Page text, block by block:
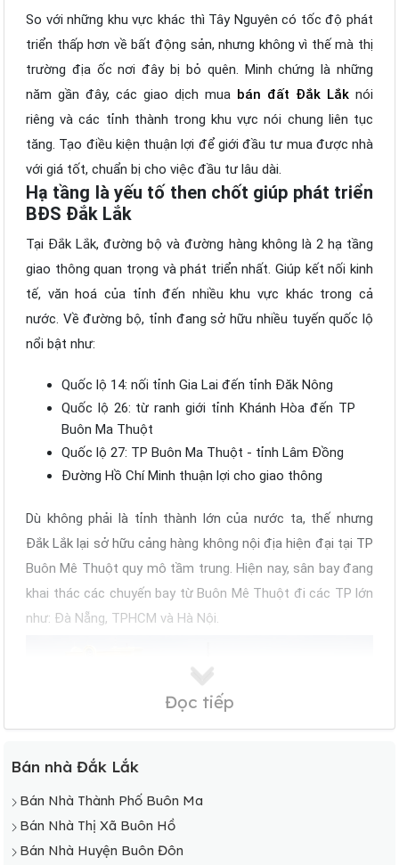
So với những khu vực khác thì Tây Nguyên có tốc độ phát
triển thấp hơn về bất động sản, nhưng không vì thế mà thị
trường địa ốc nơi đây bị bỏ quên. Minh chứng là những
năm gần đây, các giao dịch mua bán đất Đắk Lắk nói
riêng và các tỉnh thành trong khu vực nói chung liên tục
tăng. Tạo điều kiện thuận lợi để giới đầu tư mua được nhà
với giá tốt, chuẩn bị cho việc đầu tư lâu dài.
Hạ tầng là yếu tố then chốt giúp phát triển
BĐS Đắk Lắk
Tại Đắk Lắk, đường bộ và đường hàng không là 2 hạ tầng
giao thông quan trọng và phát triển nhất. Giúp kết nối kinh
tế, văn hoá của tỉnh đến nhiều khu vực khác trong cả
nước. Về đường bộ, tỉnh đang sở hữu nhiều tuyến quốc lộ
nổi bật như:
Quốc lộ 14: nối tỉnh Gia Lai đến tỉnh Đăk Nông
Quốc lộ 26: từ ranh giới tỉnh Khánh Hòa đến TP
Buôn Ma Thuột
Quốc lộ 27: TP Buôn Ma Thuột - tỉnh Lâm Đồng
Đường Hồ Chí Minh thuận lợi cho giao thông
Dù không phải là tỉnh thành lớn của nước ta, thế nhưng
Đắk Lắk lại sở hữu cảng hàng không nội địa hiện đại tại TP
Buôn Mê Thuột quy mô tầm trung. Hiện nay, sân bay đang
khai thác các chuyến bay từ Buôn Mê Thuột đi các TP lớn
như: Đà Nẵng, TPHCM và Hà Nội.
Đọc tiếp
Bán nhà Đắk Lắk
Bán Nhà Thành Phố Buôn Ma
Bán Nhà Thị Xã Buôn Hồ
Bán Nhà Huyện Buôn Đôn